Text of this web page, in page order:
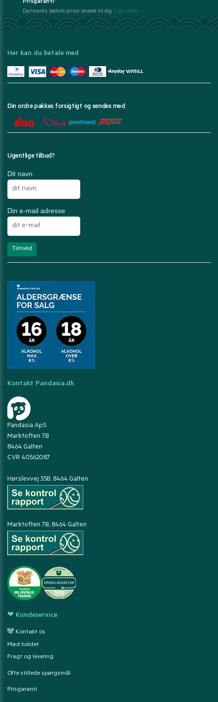
Prisgaranti*
Danmarks bedste priser leveret til dig. Læs mere
Her kan du betale med
Din ordre pakkes forsigtigt og sendes med
Ugentlige tilbud?
Dit navn
Din e-mail adresse
Kontakt Pandasia.dk
Pandasia ApS
Marktoften 7B
8464 Galten
CVR 40562087
Hørslevvej 35B, 8464 Galten
Marktoften 7B, 8464 Galten
❤ Kundeservice
🐼 Kontakt os
Mød holdet
Fragt og levering
Ofte stillede spørgsmål
Prisgaranti